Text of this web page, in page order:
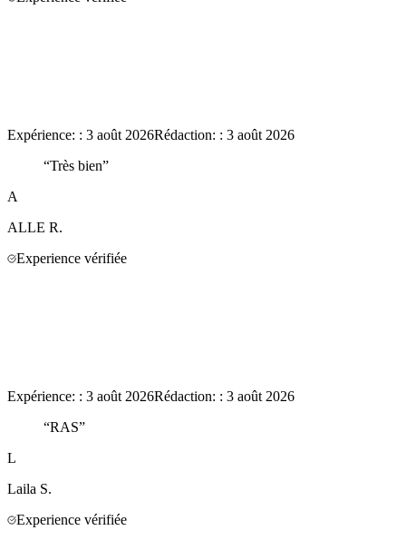
Expérience: : 3 août 2026Rédaction: : 3 août 2026
“Très bien”
A
ALLE R.
Experience vérifiée
Expérience: : 3 août 2026Rédaction: : 3 août 2026
“RAS”
L
Laila S.
Experience vérifiée